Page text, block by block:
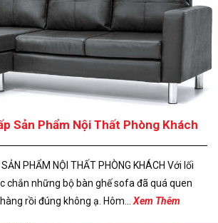
Sản Phẩm Nội Thất Phòng Khách
PHẨM NỘI THẤT PHÒNG KHÁCH Với lối
chắn những bộ bàn ghế sofa đã quá quen
rồi đúng không ạ. Hôm... Xem Thêm